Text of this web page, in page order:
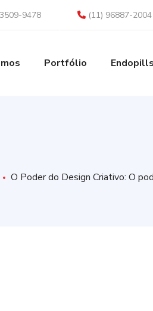
9478 (11) 96887-2004
Portfólio Endopills
O Poder do Design Criativo: O